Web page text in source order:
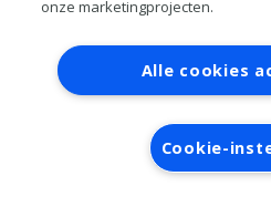
Contact Account
RAI bestanden
Privacy
Verwerkersovereenkomst
onze marketingprojecten.
Alle cookies
Cookie-